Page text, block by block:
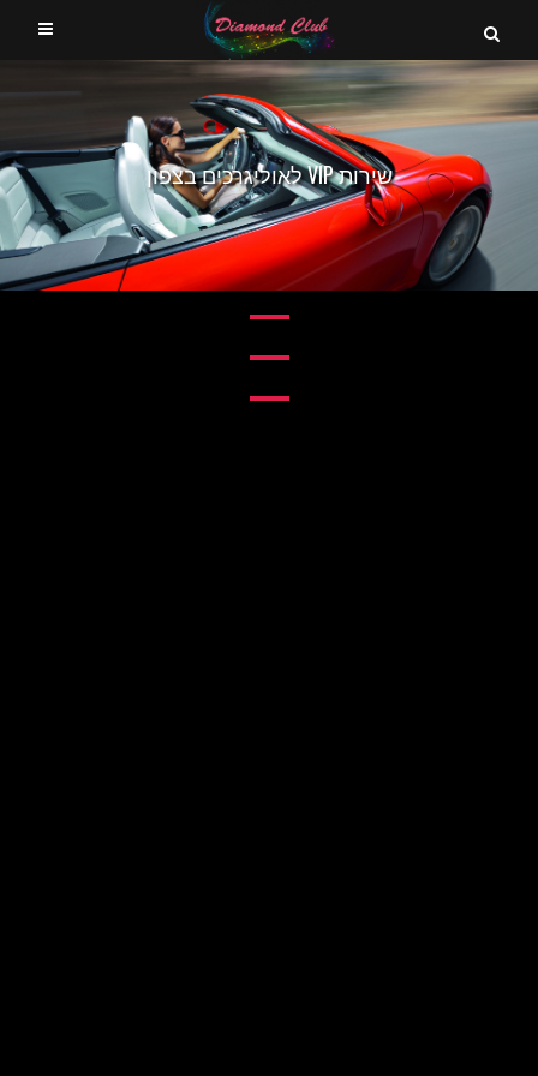
שירות VIP לאוליגרכים בצפון